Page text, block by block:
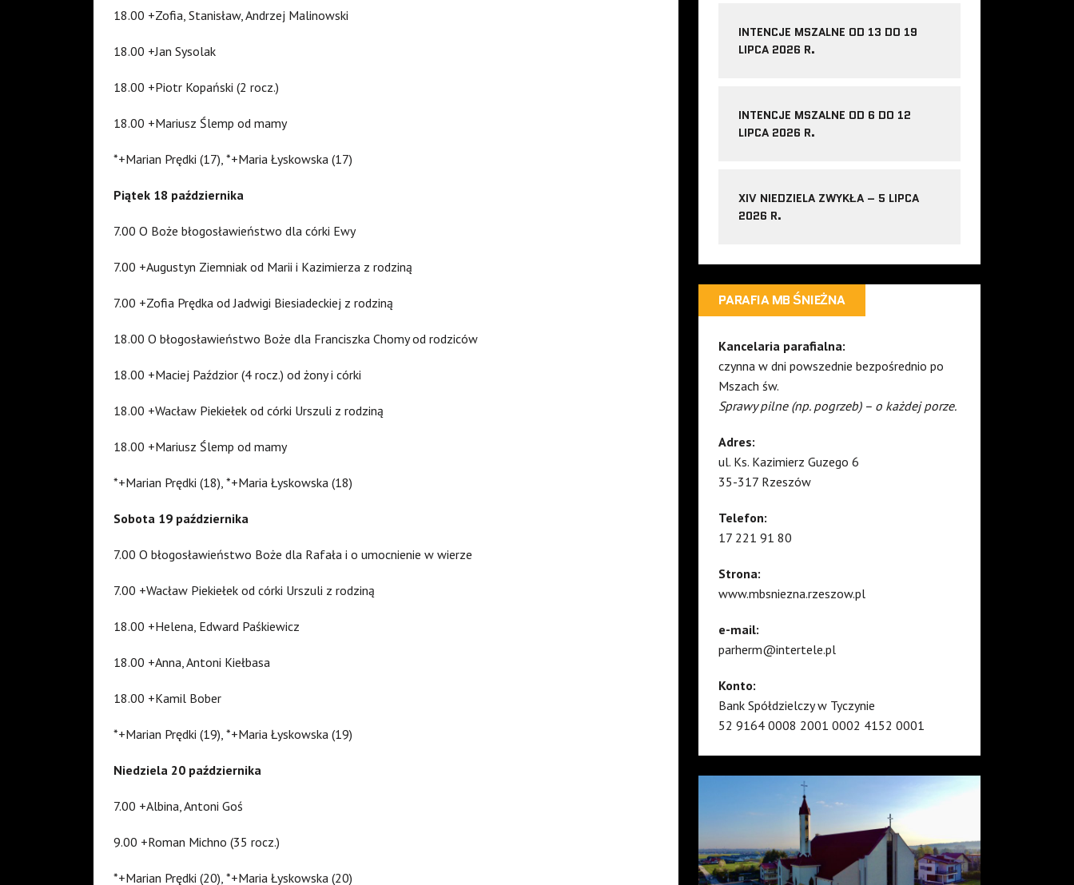
18.00 +Zofia, Stanisław, Andrzej Malinowski
18.00 +Jan Sysolak
18.00 +Piotr Kopański (2 rocz.)
18.00 +Mariusz Ślemp od mamy
*+Marian Prędki (17), *+Maria Łyskowska (17)
Piątek 18 października
7.00 O Boże błogosławieństwo dla córki Ewy
7.00 +Augustyn Ziemniak od Marii i Kazimierza z rodziną
7.00 +Zofia Prędka od Jadwigi Biesiadeckiej z rodziną
18.00 O błogosławieństwo Boże dla Franciszka Chomy od rodziców
18.00 +Maciej Paździor (4 rocz.) od żony i córki
18.00 +Wacław Piekiełek od córki Urszuli z rodziną
18.00 +Mariusz Ślemp od mamy
*+Marian Prędki (18), *+Maria Łyskowska (18)
Sobota 19 października
7.00 O błogosławieństwo Boże dla Rafała i o umocnienie w wierze
7.00 +Wacław Piekiełek od córki Urszuli z rodziną
18.00 +Helena, Edward Paśkiewicz
18.00 +Anna, Antoni Kiełbasa
18.00 +Kamil Bober
*+Marian Prędki (19), *+Maria Łyskowska (19)
Niedziela 20 października
7.00 +Albina, Antoni Goś
9.00 +Roman Michno (35 rocz.)
*+Marian Prędki (20), *+Maria Łyskowska (20)
INTENCJE MSZALNE OD 13 DO 19
LIPCA 2026 R.
INTENCJE MSZALNE OD 6 DO 12
LIPCA 2026 R.
XIV NIEDZIELA ZWYKŁA – 5 LIPCA
2026 R.
PARAFIA MB ŚNIEŻNA
Kancelaria parafialna:
czynna w dni powszednie bezpośrednio po
Mszach św.
Sprawy pilne (np. pogrzeb) – o każdej porze.
Adres:
ul. Ks. Kazimierz Guzego 6
35-317 Rzeszów
Telefon:
17 221 91 80
Strona:
www.mbsniezna.rzeszow.pl
e-mail:
parherm@intertele.pl
Konto:
Bank Spółdzielczy w Tyczynie
52 9164 0008 2001 0002 4152 0001